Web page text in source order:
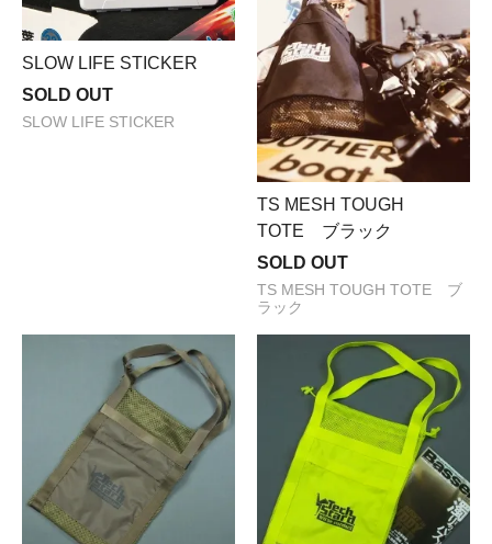
SLOW LIFE STICKER
SOLD OUT
SLOW LIFE STICKER
TS MESH TOUGH
TOTE ブラック
SOLD OUT
TS MESH TOUGH TOTE ブ
ラック